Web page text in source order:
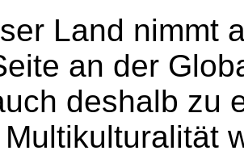
Land nimmt
an der
deshalb zu
Multikulturalität